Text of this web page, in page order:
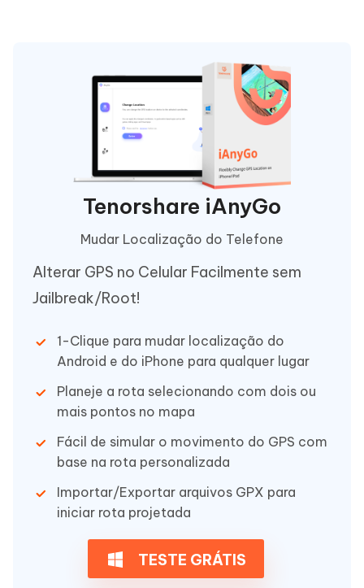
Tenorshare iAnyGo
Mudar Localização do Telefone
Alterar GPS no Celular Facilmente sem
Jailbreak/Root!
1-Clique para mudar localização do
Android e do iPhone para qualquer lugar
Planeje a rota selecionando com dois ou
mais pontos no mapa
Fácil de simular o movimento do GPS com
base na rota personalizada
Importar/Exportar arquivos GPX para
iniciar rota projetada
TESTE GRÁTIS